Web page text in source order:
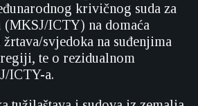
krivičnog suda za
ICTY) na domaća
svjedoka na suđenjima
te o rezidualnom
ICTY-a.